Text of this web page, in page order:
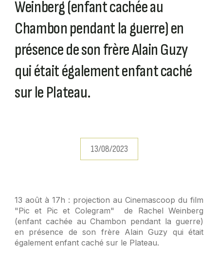
Weinberg (enfant cachée au
Chambon pendant la guerre) en
présence de son frère Alain Guzy
qui était également enfant caché
sur le Plateau.
13/08/2023
13 août à 17h : projection au Cinemascoop du film
"Pic et Pic et Colegram" de Rachel Weinberg
(enfant cachée au Chambon pendant la guerre)
en présence de son frère Alain Guzy qui était
également enfant caché sur le Plateau.